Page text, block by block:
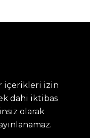
içerikleri izin
dahi iktibas
olarak